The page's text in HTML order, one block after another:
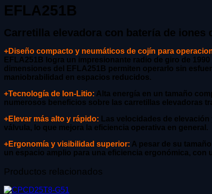
EFLA251B
Carretilla elevadora con batería de iones
+Diseño compacto y neumáticos de cojín para
EFLA251B logra un impresionante radio de giro de
dimensiones del EFLA251B permiten operarlo sin
maniobrabilidad en espacios reducidos.
+Tecnología de Ion-Litio: Alta energía en un tamaño
numerosos beneficios sobre las carretillas elevadoras
+Elevar más alto y rápido: Las velocidades de
válvula, lo que mejora la eficiencia operativa en general.
+Ergonomía y visibilidad superior: A pesar de su
un espacio amplio para una eficiencia ergonómica,
Productos relacionados